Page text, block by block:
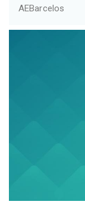
AEBarcelos